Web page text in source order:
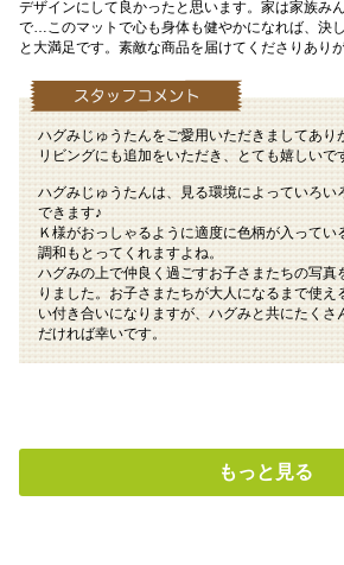
デザインにして良かったと思います。家は家族み
で…このマットで心も身体も健やかになれば、決
と大満足です。素敵な商品を届けてくださりあり
ハグみじゅうたんをご愛用いただきましてあり
リビングにも追加をいただき、とても嬉しいで
ハグみじゅうたんは、見る環境によっていろい
できます♪
Ｋ様がおっしゃるように適度に色柄が入ってい
調和もとってくれますよね。
ハグみの上で仲良く過ごすお子さまたちの写真
りました。お子さまたちが大人になるまで使え
い付き合いになりますが、ハグみと共にたくさ
だければ幸いです。
もっと見る